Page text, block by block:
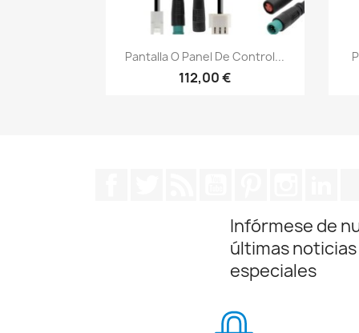
Vista rápida
Pantalla O Panel De Control...
112,00 €
Infórmese de
últimas
especiales